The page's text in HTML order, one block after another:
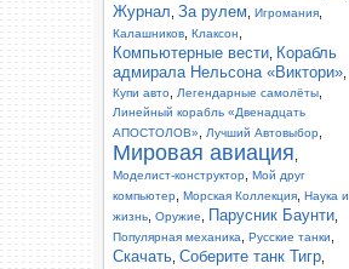
Журнал За рулем Игромания
Калашников Клаксон
Компьютерные вести Корабль
адмирала Нельсона «Виктори»
Купи авто Легендарные самолёты
Линейный корабль «Двенадцать
АПОСТОЛОВ»
Лучший Автовыбор
Мировая авиация
Моделист-конструктор Мой друг
компьютер Морская Коллекция Наука и
жизнь Оружие Парусник Баунти
Популярная механика Русские танки
Скачать Соберите танк Тигр